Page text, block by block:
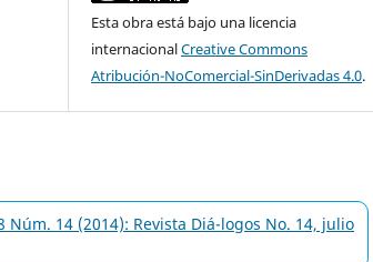
Esta obra está bajo una licencia
internacionalCreative Commons
Atribución-NoComercial-SinDerivadas 4.0.
Núm. 14 (2014): Revista Diá-logos No. 14, julio